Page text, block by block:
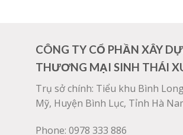
CÔNG TY CỔ PHẦN XÂY
THƯƠNG MẠI SINH THÁI
Trụ sở chính: Tiểu khu Bình
Mỹ, Huyện Bình Lục, Tỉnh Hà
Phone: 0978 333 886